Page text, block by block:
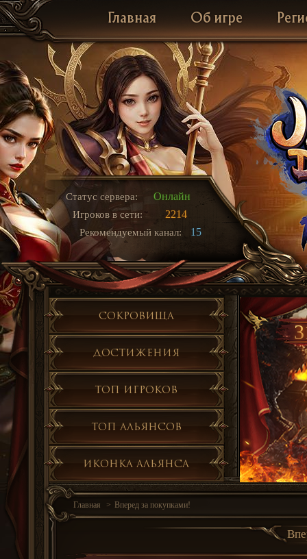
Главная Об игре
Статус сервера: Онлайн
Игроков в сети: 2214
Рекомендуемый канал: 15
Сокровища
Достижения
Топ игроков
Топ альянсов
Иконка альянса
Главная Вперед за покупками!